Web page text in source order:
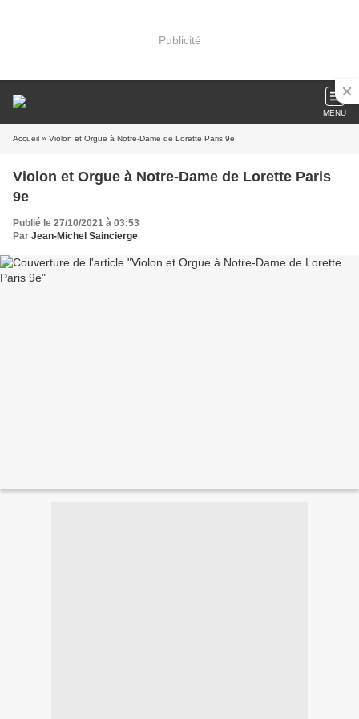
Publicité
MENU
Accueil » Violon et Orgue à Notre-Dame de Lorette Paris 9e
Violon et Orgue à Notre-Dame de Lorette Paris
9e
Publié le 27/10/2021 à 03:53
Par Jean-Michel Saincierge